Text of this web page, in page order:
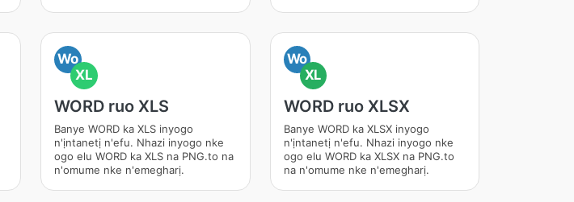
Wo
XL
WORD ruo XLS
Banye WORD ka XLS inyogo
n'ịntanetị n'efu. Nhazi inyogo nke
ogo elu WORD ka XLS na PNG.to na
n'omume nke n'emegharị.
Wo
XL
WORD ruo XLSX
Banye WORD ka XLSX inyogo
n'ịntanetị n'efu. Nhazi inyogo nke
ogo elu WORD ka XLSX na PNG.to
na n'omume nke n'emegharị.